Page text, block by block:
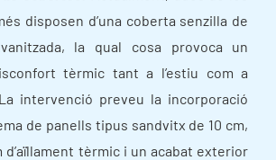
disposen d’una coberta senzilla de
la qual cosa provoca un
tèrmic tant a l’estiu com a
intervenció preveu la incorporació
de panells tipus sandvitx de 10 cm,
d’aïllament tèrmic i un acabat exterior